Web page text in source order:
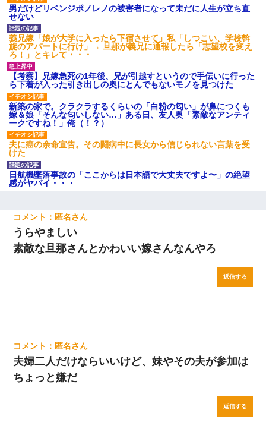
男だけどリベンジポノレノの被害者になって未だに人生が立ち直
せない
義兄嫁「娘が大学に入ったら下宿させて」私「しつこい、学校斡
旋のアパートに行け」→ 旦那が義兄に通報したら「志望校を変え
ろ！」とキレて・・・
【考察】兄嫁急死の1年後、兄が引越すというので手伝いに行った
ら下着が入った引き出しの奥にとんでもないモノを見つけた
新築の家で。クラクラするくらいの「白粉の匂い」が鼻につくも
嫁＆娘「そんな匂いしない…」ある日、友人奥「素敵なアンティ
ークですね！」俺（！？）
夫に癌の余命宣告。その闘病中に長女から信じられない言葉を受
けた
日航機墜落事故の「ここからは日本語で大丈夫ですよ〜」の絶望
感がヤバイ・・・
匿名
うらやましい
素敵な旦那さんとかわいい嫁さんなんやろ
返信する
匿名
夫婦二人だけならいいけど、妹やその夫が参加は
ちょっと嫌だ
返信する